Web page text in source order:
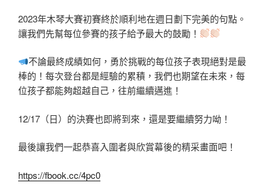
2023年木琴大賽初賽終於順利地在週日劃下完美的句點。
讓我們先幫每位參賽的孩子給予最大的鼓勵！
不論最終成績如何，勇於挑戰的每位孩子表現絕對是最
棒的！每次登台都是經驗的累積，我們也期望在未來，每
位孩子都能夠超越自己，往前繼續邁進！
12/17（日）的決賽也即將到來，還是要繼續努力呦！
最後讓我們一起恭喜入圍者與欣賞幕後的精采畫面吧！
https://fbook.cc/4pc0